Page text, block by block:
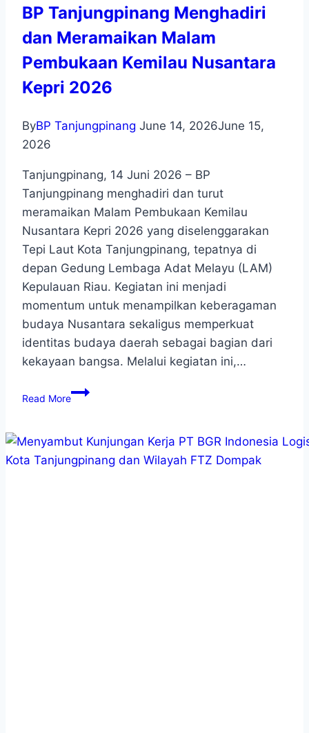
BP Tanjungpinang Menghadiri
dan Meramaikan Malam
Pembukaan Kemilau Nusantara
Kepri 2026
ByBP Tanjungpinang June 14, 2026June 15,
2026
Tanjungpinang, 14 Juni 2026 – BP
Tanjungpinang menghadiri dan turut
meramaikan Malam Pembukaan Kemilau
Nusantara Kepri 2026 yang diselenggarakan
Tepi Laut Kota Tanjungpinang, tepatnya di
depan Gedung Lembaga Adat Melayu (LAM)
Kepulauan Riau. Kegiatan ini menjadi
momentum untuk menampilkan keberagaman
budaya Nusantara sekaligus memperkuat
identitas budaya daerah sebagai bagian dari
kekayaan bangsa. Melalui kegiatan ini,…
Read More